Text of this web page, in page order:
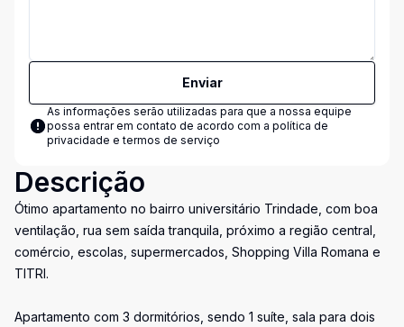
Enviar
As informações serão utilizadas para que a nossa equipe
possa entrar em contato de acordo com a política de
privacidade e termos de serviço
Descrição
Ótimo apartamento no bairro universitário Trindade, com boa
ventilação, rua sem saída tranquila, próximo a região central,
comércio, escolas, supermercados, Shopping Villa Romana e
TITRI.
Apartamento com 3 dormitórios, sendo 1 suíte, sala para dois